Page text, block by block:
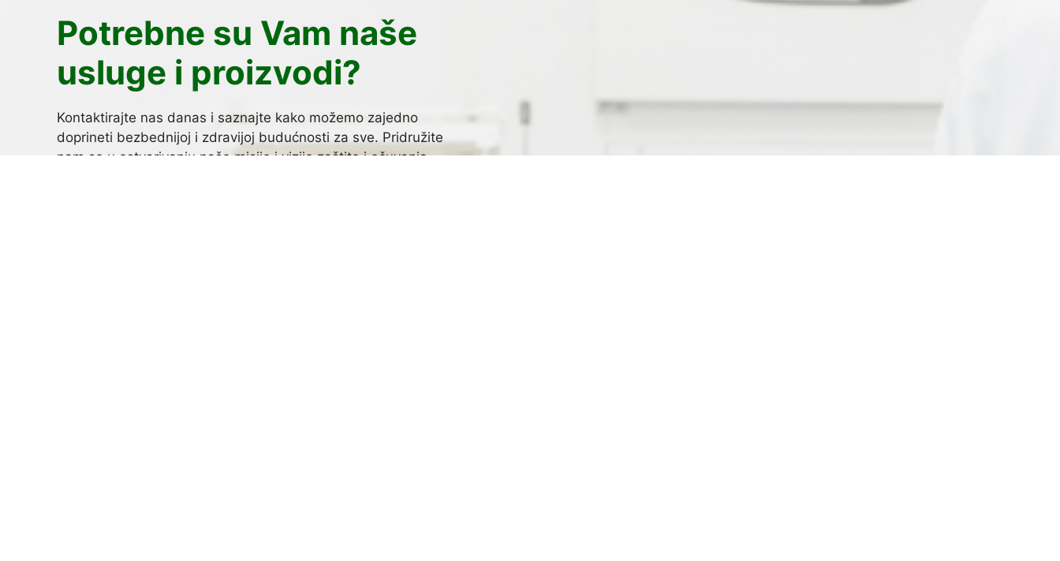
Potrebne su Vam naše
usluge i proizvodi?
Kontaktirajte nas danas i saznajte kako možemo zajedno
doprineti bezbednijoj i zdravijoj budućnosti za sve. Pridružite
nam se u ostvarivanju naše misije i vizije zaštite i očuvanja